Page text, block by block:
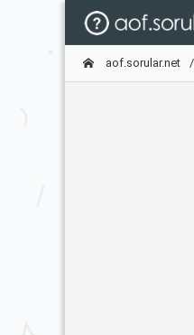
aof.sorular.net